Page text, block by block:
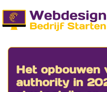
Het opbouwen
authority in